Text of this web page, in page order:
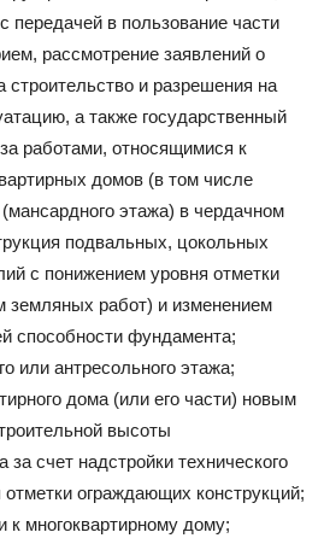
передачей в пользование части
рассмотрение заявлений о
и разрешения на
а также государственный
работами, относящимися к
домов (в том числе
этажа) в чердачном
подвальных, цокольных
с понижением уровня отметки
земляных работ) и изменением
способности фундамента;
или антресольного этажа;
дома (или его части) новым
высоты
за счет надстройки технического
ограждающих конструкций;
к многоквартирному дому;